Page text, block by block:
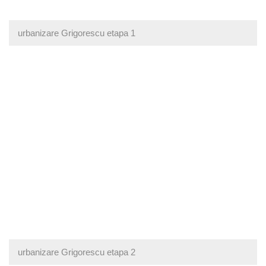
urbanizare Grigorescu etapa 1
urbanizare Grigorescu etapa 2